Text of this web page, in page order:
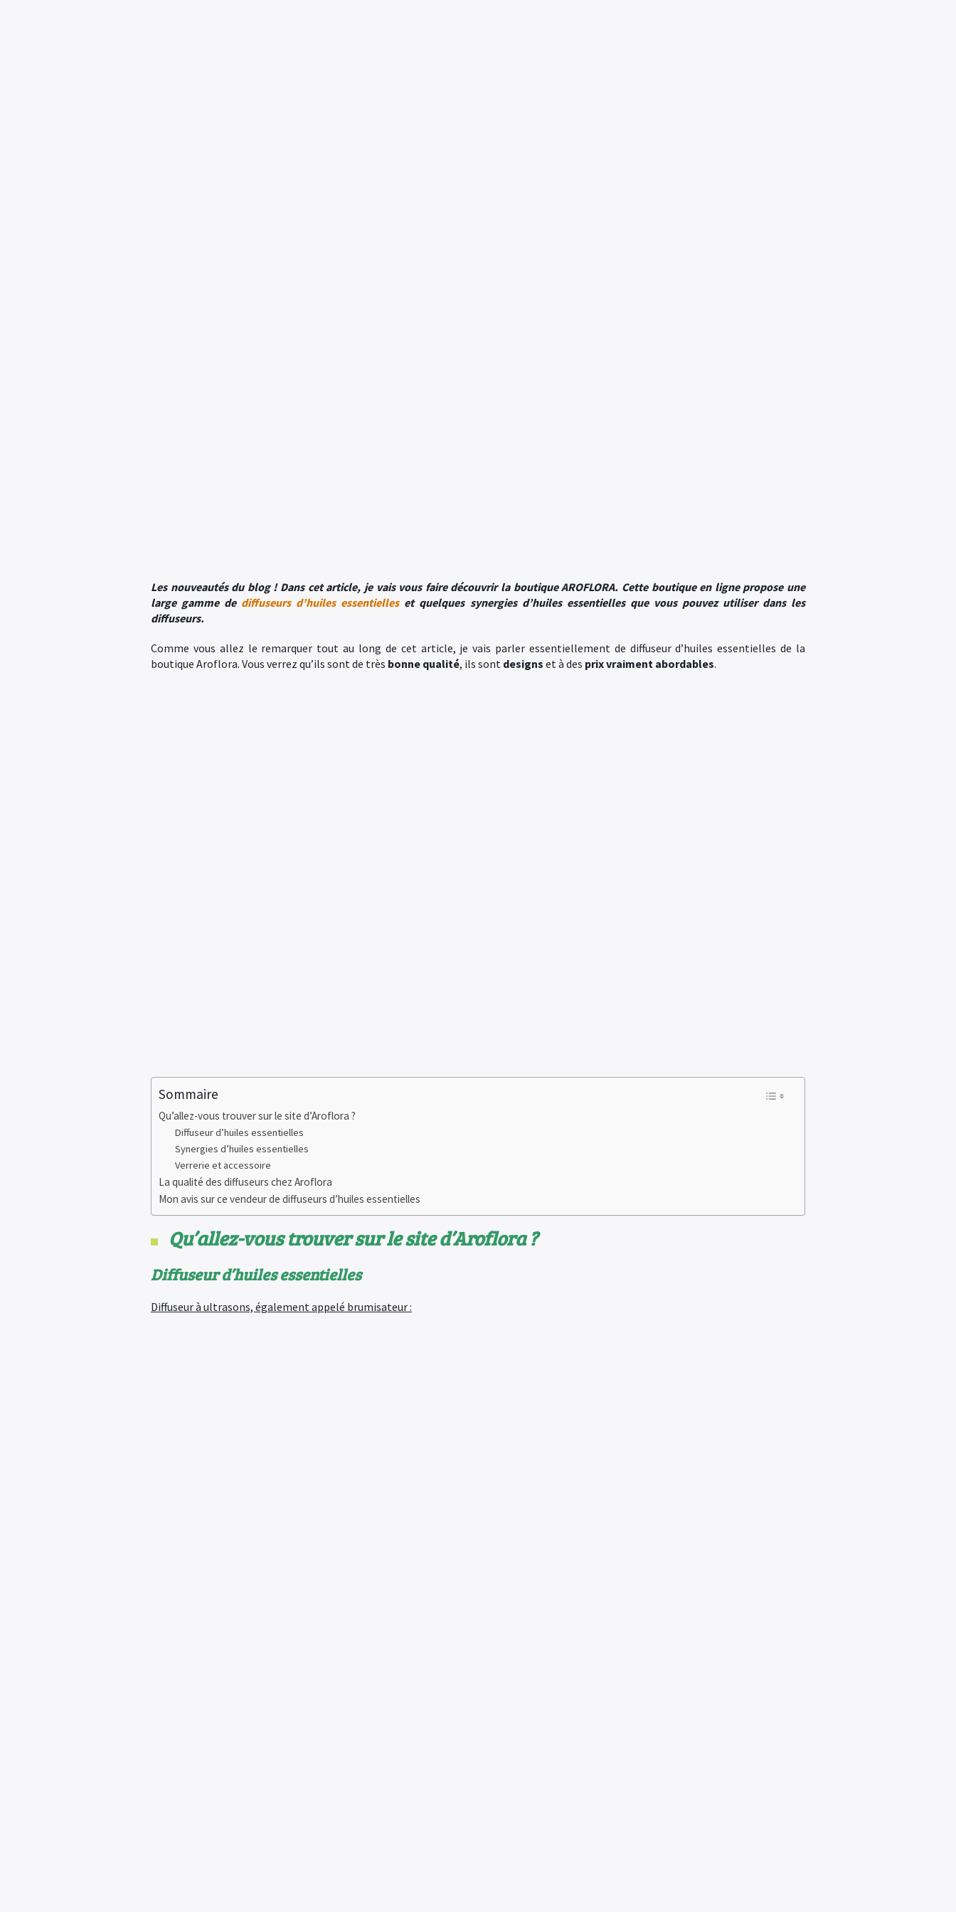
Les nouveautés du blog ! Dans cet article, je vais vous faire découvrir la boutique AROFLORA. Cette boutique en ligne propose une
large gamme de diffuseurs d’huiles essentielleset quelques synergies d’huiles essentielles que vous pouvez utiliser dans les
diffuseurs.
Comme vous allez le remarquer tout au long de cet article, je vais parler essentiellement de diffuseur d’huiles essentielles de la
boutique Aroflora. Vous verrez qu’ils sont de très bonne qualité, ils sont designs et à des prix vraiment abordables.
Sommaire
Qu’allez-vous trouver sur le site d’Aroflora ?
Diffuseur d’huiles essentielles
Synergies d’huiles essentielles
Verrerie et accessoire
La qualité des diffuseurs chez Aroflora
Mon avis sur ce vendeur de diffuseurs d’huiles essentielles
Qu’allez-vous trouver sur le site d’Aroflora ?
Diffuseur d’huiles essentielles
Diffuseur à ultrasons, également appelé brumisateur :